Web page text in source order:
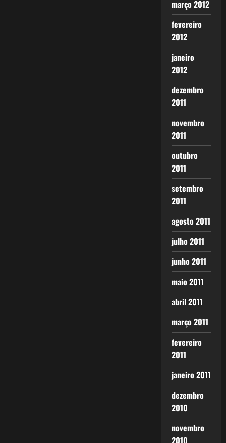
março 2012
fevereiro
2012
janeiro
2012
dezembro
2011
novembro
2011
outubro
2011
setembro
2011
agosto 2011
julho 2011
junho 2011
maio 2011
abril 2011
março 2011
fevereiro
2011
janeiro 2011
dezembro
2010
novembro
2010